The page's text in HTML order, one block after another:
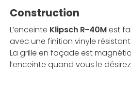
Construction
L’enceinte Klipsch R-40Mest
avec une finition vinyle
La grille en façade est
l’enceinte quand vous le